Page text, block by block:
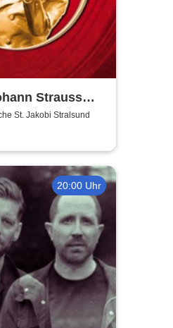
Strauss
St. Jakobi Stralsund
20:00 Uhr